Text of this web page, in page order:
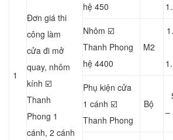
1
Đơn giá thi
công làm
cửa đi mở
quay, nhôm
kính ☑️
Thanh
Phong 1
cánh, 2 cánh
hệ 450
Nhôm ☑️
Thanh Phong
hệ 4400
M2
Phụ kiện cửa
1 cánh ☑️
Thanh Phong
Bộ
–